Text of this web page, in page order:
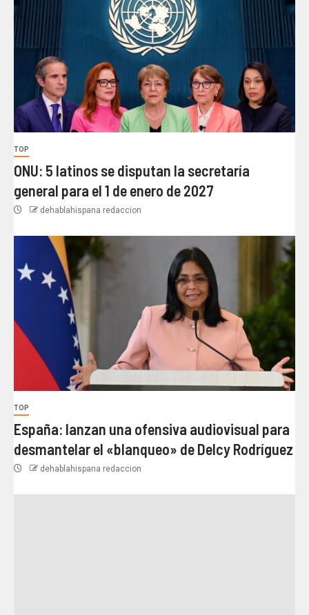
TOP
ONU: 5 latinos se disputan la secretaría
general para el 1 de enero de 2027
dehablahispana redaccion
TOP
España: lanzan una ofensiva audiovisual para
desmantelar el «blanqueo» de Delcy Rodríguez
dehablahispana redaccion